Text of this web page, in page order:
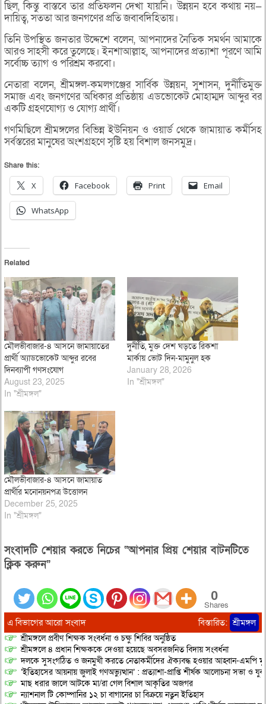
ছিল, কিন্তু বাস্তবে তার প্রতিফলন দেখা যায়নি। উন্নয়ন হবে কথায় নয়—
দায়িত্ব, সততা আর জনগণের প্রতি জবাবদিহিতায়।
তিনি উপস্থিত জনতার উদ্দেশে বলেন, আপনাদের নৈতিক সমর্থন আমাকে
আরও সাহসী করে তুলেছে। ইনশাআল্লাহ, আপনাদের প্রত্যাশা পূরণে আমি
সর্বোচ্চ ত্যাগ ও পরিশ্রম করবো।
নেতারা বলেন, শ্রীমঙ্গল-কমলগঞ্জের সার্বিক উন্নয়ন, সুশাসন, দুর্নীতিমুক্ত
সমাজ এবং জনগণের অধিকার প্রতিষ্ঠায় এডভোকেট মোহাম্মদ আব্দুর বর
একটি গ্রহণযোগ্য ও যোগ্য প্রার্থী।
গণমিছিলে শ্রীমঙ্গলের বিভিন্ন ইউনিয়ন ও ওয়ার্ড থেকে জামায়াত কর্মীসহ
সর্বস্তরের মানুষের অংশগ্রহণে সৃষ্টি হয় বিশাল জনসমুদ্র।
Share this:
X Facebook Print Email
WhatsApp
Related
মৌলভীবাজার-৪ আসনে জামায়াতের
প্রার্থী অ্যাডভোকেট আব্দুর রবের
দিনব্যাপী গণসংযোগ
August 23, 2025
In "শ্রীমঙ্গল"
দুর্নীতি, মুক্ত দেশ ঘড়তে রিকশা
মার্কায় ভোট দিন-মামুনুল হক
January 28, 2026
In "শ্রীমঙ্গল"
মৌলভীবাজার-৪ আসনে জামায়াত
প্রার্থীর মনোনয়নপত্র উত্তোলন
December 25, 2025
In "শ্রীমঙ্গল"
সংবাদটি শেয়ার করতে নিচের “আপনার প্রিয় শেয়ার বাটনটিতে
ক্লিক করুন”
0
Shares
এ বিভাগের আরো সংবাদ বিস্তারিত: শ্রীমঙ্গল
শ্রীমঙ্গলে প্রবীণ শিক্ষক সংবর্ধনা ও চক্ষু শিবির অনুষ্ঠিত
শ্রীমঙ্গলে ৪ প্রধান শিক্ষককে দেওয়া হয়েছে অবসরজনিত বিদায় সংবর্ধনা
দলকে সুসংগঠিত ও জনমুখী করতে নেতাকর্মীদের ঐক্যবদ্ধ হওয়ার আহ্বান-এমপি
‘ইতিহাসের আয়নায় জুলাই গণঅভ্যুত্থান’ : প্রত্যাশা-প্রাপ্তি শীর্ষক আলোচনা সভা ও
মাছ ধরার জালে আটকে মা/রা গেল বিশাল আকৃতির অজগর
ন্যাশনাল টি কোম্পানির ১২ চা বাগানের চা বিক্রয়ে নতুন ইতিহাস